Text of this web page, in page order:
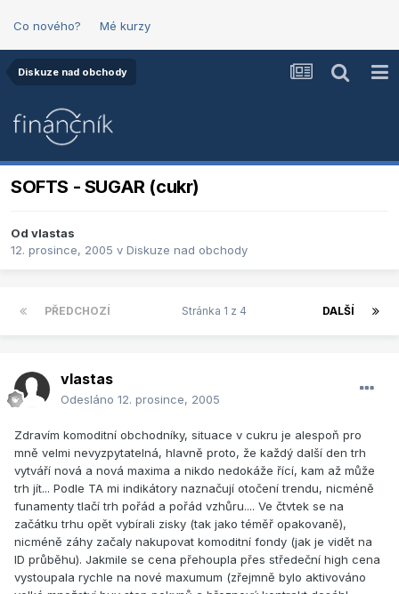
Co nového? Mé kurzy
Diskuze nad obchody
SOFTS - SUGAR (cukr)
Od vlastas
12. prosince, 2005 v Diskuze nad obchody
PŘEDCHOZÍ DALŠÍ
Stránka 1 z 4
vlastas
Odesláno 12. prosince, 2005
Zdravím komoditní obchodníky, situace v cukru je alespoň pro
mně velmi nevyzpytatelná, hlavně proto, že každý další den trh
vytváří nová a nová maxima a nikdo nedokáže řící, kam až může
trh jít... Podle TA mi indikátory naznačují otočení trendu, nicméně
funamenty tlačí trh pořád a pořád vzhůru.... Ve čtvtek se na
začátku trhu opět vybírali zisky (tak jako téměř opakovaně),
nicméně záhy začaly nakupovat komoditní fondy (jak je vidět na
ID průběhu). Jakmile se cena přehoupla přes středeční high cena
vystoupala rychle na nové maxumum (zřejmně bylo aktivováno